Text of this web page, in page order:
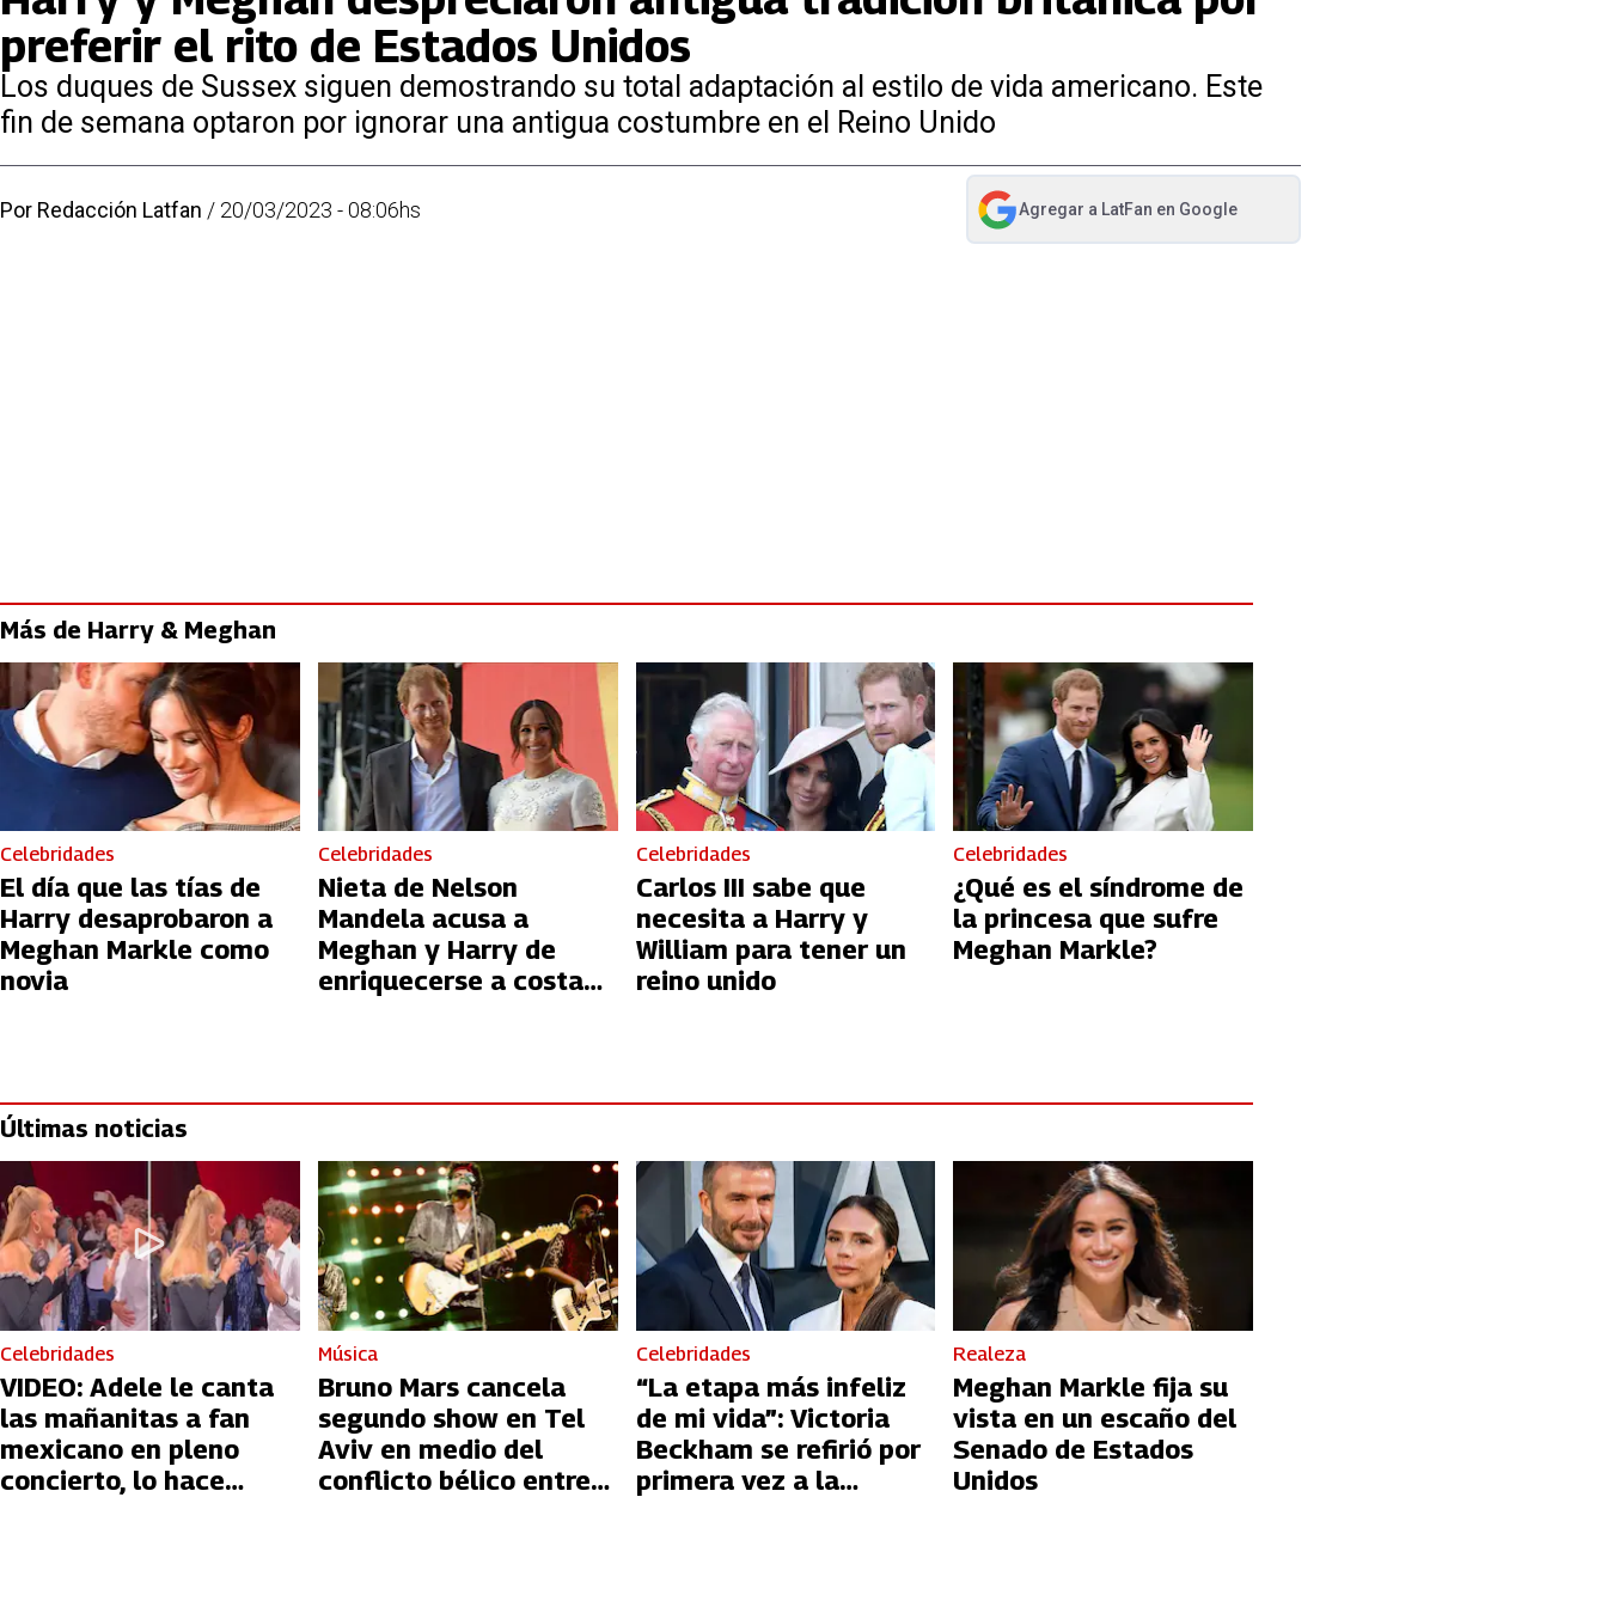
preferir el rito de Estados Unidos
Los duques de Sussex siguen demostrando su total adaptación al estilo de vida americano. Este
fin de semana optaron por ignorar una antigua costumbre en el Reino Unido
Por Redacción Latfan / 20/03/2023 - 08:06hs Agregar a LatFan en Google
abre en nueva pestaña
Más de Harry & Meghan
Celebridades
El día que las tías de
Harry desaprobaron a
Meghan Markle como
novia
Celebridades
Nieta de Nelson
Mandela acusa a
Meghan y Harry de
enriquecerse a costa
Celebridades
Carlos III sabe que
necesita a Harry y
William para tener un
reino unido
Celebridades
¿Qué es el síndrome de
la princesa que sufre
Meghan Markle?
Últimas noticias
Celebridades
VIDEO: Adele le canta
las mañanitas a fan
mexicano en pleno
concierto, lo hace
Música
Bruno Mars cancela
segundo show en Tel
Aviv en medio del
conflicto bélico entre
Celebridades
“La etapa más infeliz
de mi vida”: Victoria
Beckham se refirió por
primera vez a la
Realeza
Meghan Markle fija su
vista en un escaño del
Senado de Estados
Unidos